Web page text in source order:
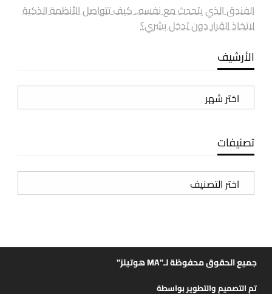
الفندق الذي يتحدث مع نفسه.. كيف تتواصل الأنظمة الذكية
لاتخاذ القرار دون تدخل بشري؟
الأرشيف
الأرشيف
تصنيفات
تصنيفات
جميع الحقوق محفوظة لـ"MA هوتيلز"
تم التصميم والتطوير بواسطة